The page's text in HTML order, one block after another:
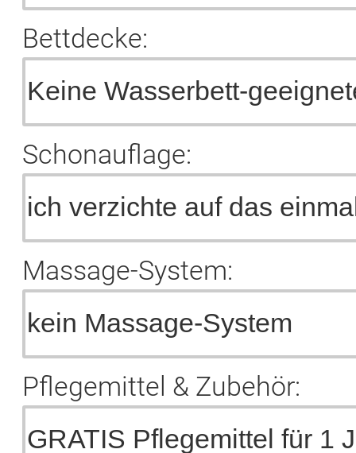
Bettdecke:
Schonauflage:
Massage-System:
Pflegemittel & Zubehör: